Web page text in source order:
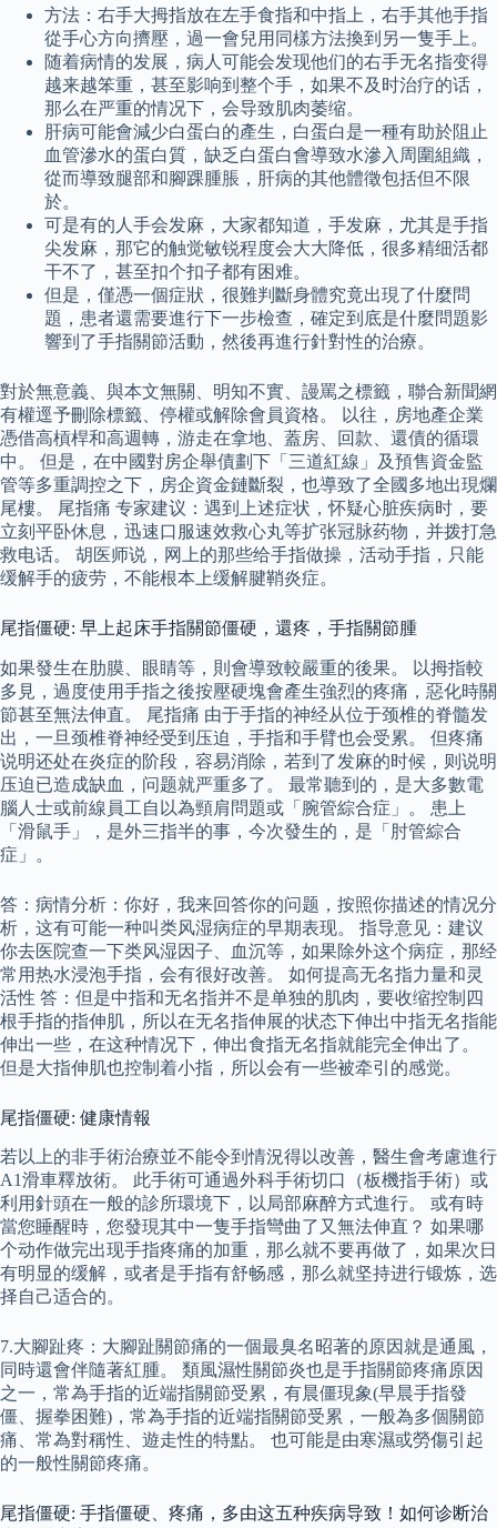
方法：右手大拇指放在左手食指和中指上，右手其他手指
從手心方向擠壓，過一會兒用同樣方法換到另一隻手上。
随着病情的发展，病人可能会发现他们的右手无名指变得
越来越笨重，甚至影响到整个手，如果不及时治疗的话，
那么在严重的情况下，会导致肌肉萎缩。
肝病可能會減少白蛋白的產生，白蛋白是一種有助於阻止
血管滲水的蛋白質，缺乏白蛋白會導致水滲入周圍組織，
從而導致腿部和腳踝腫脹，肝病的其他體徵包括但不限
於。
可是有的人手会发麻，大家都知道，手发麻，尤其是手指
尖发麻，那它的触觉敏锐程度会大大降低，很多精细活都
干不了，甚至扣个扣子都有困难。
但是，僅憑一個症狀，很難判斷身體究竟出現了什麼問
題，患者還需要進行下一步檢查，確定到底是什麼問題影
響到了手指關節活動，然後再進行針對性的治療。
對於無意義、與本文無關、明知不實、謾罵之標籤，聯合新聞網
有權逕予刪除標籤、停權或解除會員資格。 以往，房地產企業
憑借高槓桿和高週轉，游走在拿地、蓋房、回款、還債的循環
中。 但是，在中國對房企舉債劃下「三道紅線」及預售資金監
管等多重調控之下，房企資金鏈斷裂，也導致了全國多地出現爛
尾樓。 尾指痛 专家建议：遇到上述症状，怀疑心脏疾病时，要
立刻平卧休息，迅速口服速效救心丸等扩张冠脉药物，并拨打急
救电话。 胡医师说，网上的那些给手指做操，活动手指，只能
缓解手的疲劳，不能根本上缓解腱鞘炎症。
尾指僵硬: 早上起床手指關節僵硬，還疼，手指關節腫
如果發生在肋膜、眼睛等，則會導致較嚴重的後果。 以拇指較
多見，過度使用手指之後按壓硬塊會產生強烈的疼痛，惡化時關
節甚至無法伸直。 尾指痛 由于手指的神经从位于颈椎的脊髓发
出，一旦颈椎脊神经受到压迫，手指和手臂也会受累。 但疼痛
说明还处在炎症的阶段，容易消除，若到了发麻的时候，则说明
压迫已造成缺血，问题就严重多了。 最常聽到的，是大多數電
腦人士或前線員工自以為頸肩問題或「腕管綜合症」。 患上
「滑鼠手」，是外三指半的事，今次發生的，是「肘管綜合
症」。
答：病情分析：你好，我来回答你的问题，按照你描述的情况分
析，这有可能一种叫类风湿病症的早期表现。 指导意见：建议
你去医院查一下类风湿因子、血沉等，如果除外这个病症，那经
常用热水浸泡手指，会有很好改善。 如何提高无名指力量和灵
活性 答：但是中指和无名指并不是单独的肌肉，要收缩控制四
根手指的指伸肌，所以在无名指伸展的状态下伸出中指无名指能
伸出一些，在这种情况下，伸出食指无名指就能完全伸出了。
但是大指伸肌也控制着小指，所以会有一些被牵引的感觉。
尾指僵硬: 健康情報
若以上的非手術治療並不能令到情況得以改善，醫生會考慮進行
A1滑車釋放術。 此手術可通過外科手術切口（板機指手術）或
利用針頭在一般的診所環境下，以局部麻醉方式進行。 或有時
當您睡醒時，您發現其中一隻手指彎曲了又無法伸直？ 如果哪
个动作做完出现手指疼痛的加重，那么就不要再做了，如果次日
有明显的缓解，或者是手指有舒畅感，那么就坚持进行锻炼，选
择自己适合的。
7.大腳趾疼：大腳趾關節痛的一個最臭名昭著的原因就是通風，
同時還會伴隨著紅腫。 類風濕性關節炎也是手指關節疼痛原因
之一，常為手指的近端指關節受累，有晨僵現象(早晨手指發
僵、握拳困難)，常為手指的近端指關節受累，一般為多個關節
痛、常為對稱性、遊走性的特點。 也可能是由寒濕或勞傷引起
的一般性關節疼痛。
尾指僵硬: 手指僵硬、疼痛，多由这五种疾病导致！如何诊断治